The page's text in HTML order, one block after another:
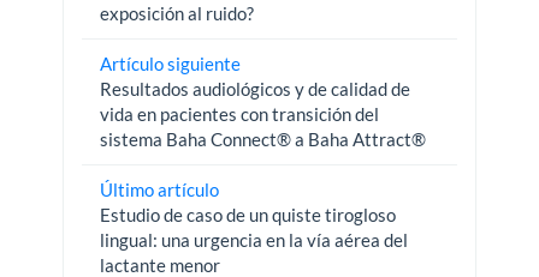
exposición al ruido?
Artículo siguiente
Resultados audiológicos y de calidad de
vida en pacientes con transición del
sistema Baha Connect® a Baha Attract®
Último artículo
Estudio de caso de un quiste tirogloso
lingual: una urgencia en la vía aérea del
lactante menor